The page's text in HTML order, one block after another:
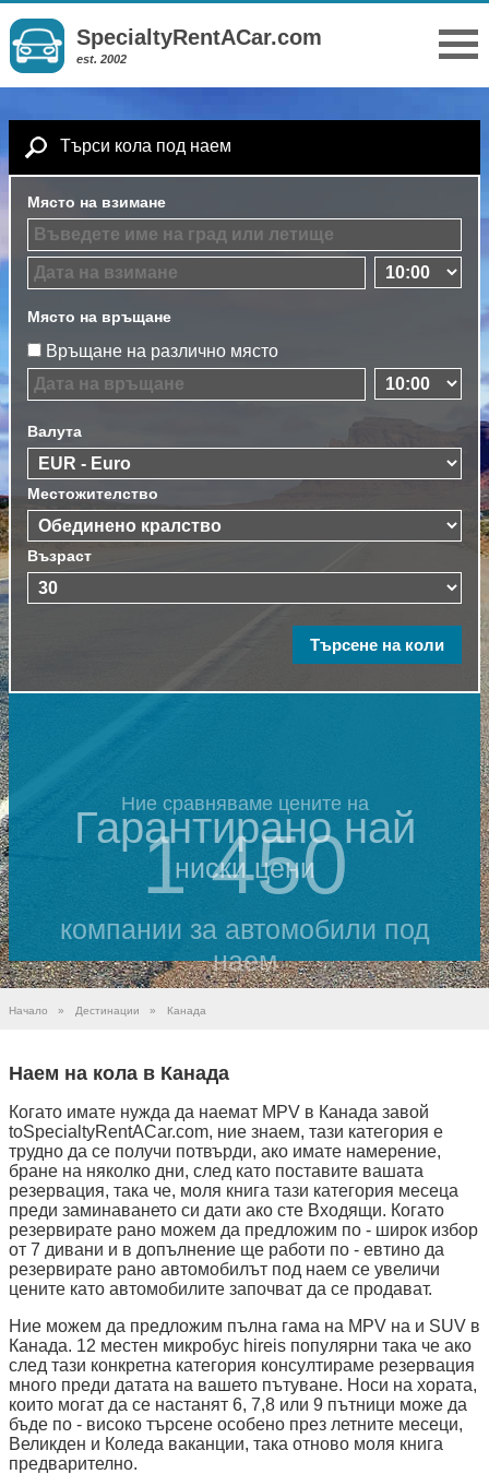
SpecialtyRentACar.com
est. 2002
Търси кола под наем
Място на взимане
Място на връщане
Връщане на различно място
Валута
Местожителство
Възраст
Ние сравняваме цените на
1 450
компании за автомобили под
наем
Гарантирано най
ниски цени
Начало » Дестинации » Канада
Наем на кола в Канада
Когато имате нужда да наемат MPV в Канада завой
toSpecialtyRentACar.com, ние знаем, тази категория е
трудно да се получи потвърди, ако имате намерение,
бране на няколко дни, след като поставите вашата
резервация, така че, моля книга тази категория месеца
преди заминаването си дати ако сте Входящи. Когато
резервирате рано можем да предложим по - широк избор
от 7 дивани и в допълнение ще работи по - евтино да
резервирате рано автомобилът под наем се увеличи
цените като автомобилите започват да се продават.
Ние можем да предложим пълна гама на MPV на и SUV в
Канада. 12 местен микробус hireis популярни така че ако
след тази конкретна категория консултираме резервация
много преди датата на вашето пътуване. Носи на хората,
които могат да се настанят 6, 7,8 или 9 пътници може да
бъде по - високо търсене особено през летните месеци,
Великден и Коледа ваканции, така отново моля книга
предварително.